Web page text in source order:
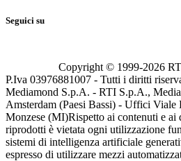
Seguici su
Copyright © 1999-2026
P.Iva 03976881007 - Tutti i diritti
Mediamond S.p.A. - RTI S.p.A.,
Amsterdam (Paesi Bassi) - Uffici
Monzese (MI)Rispetto ai contenuti e ai
riprodotti è vietata ogni utilizzazione
sistemi di intelligenza artificiale
espresso di utilizzare mezzi